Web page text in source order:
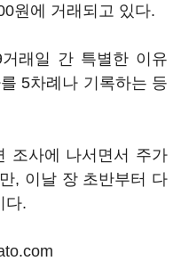
원에 거래되고 있다.
래일 간 특별한 이유
5차례나 기록하는 등
조사에 나서면서 주가
, 이날 장 초반부터 다
다.